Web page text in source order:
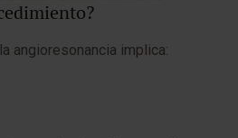
angioresonancia implica: